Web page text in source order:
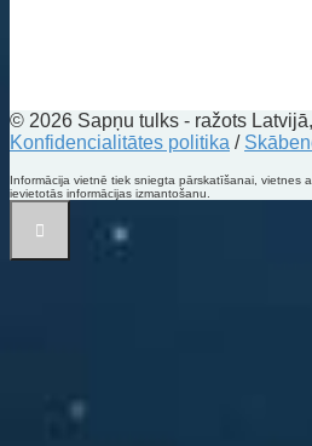
© 2026 Sapņu tulks - ražots
Konfidencialitātes politika /
Informācija vietnē tiek sniegta pārskatīšanai, vietnes
ievietotās informācijas izmantošanu.